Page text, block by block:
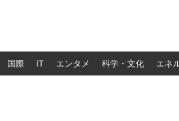
国際 IT エンタメ 科学・文化 エネ